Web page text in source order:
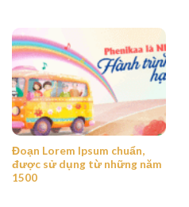
Đoạn Lorem Ipsum chuẩn,
được sử dụng từ những năm
1500